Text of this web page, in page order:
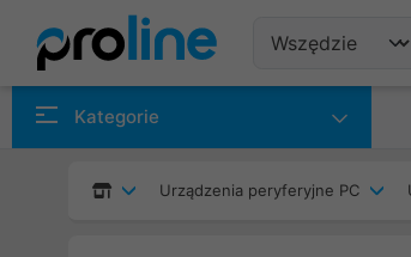
Kategorie
Urządzenia peryferyjne PC